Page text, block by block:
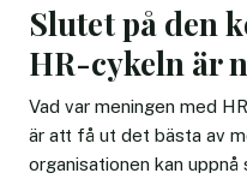
Slutet på den
HR-cykeln är
Vad var meningen med
är att få ut det bästa av
organisationen kan uppnå